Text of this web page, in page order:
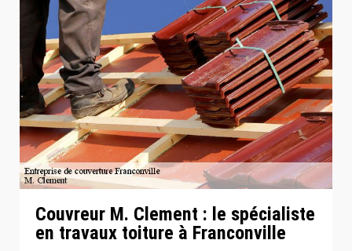
Couvreur M. Clement : le spécialiste
en travaux toiture à Franconville